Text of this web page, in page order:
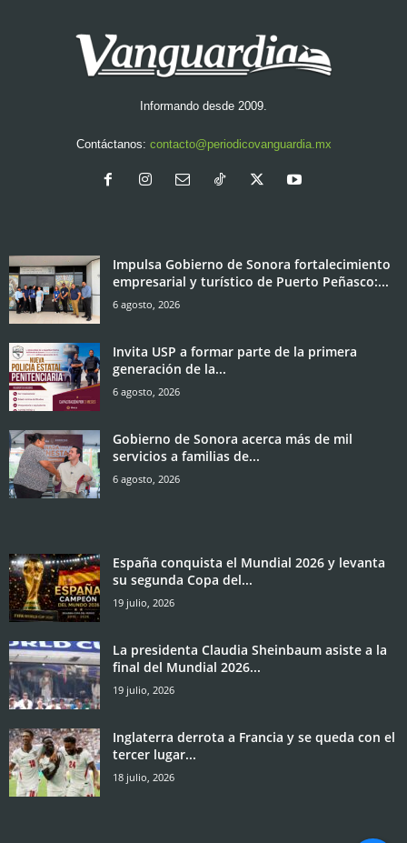
Informando desde 2009.
Contáctanos: contacto@periodicovanguardia.mx
Impulsa Gobierno de Sonora fortalecimiento
empresarial y turístico de Puerto Peñasco:...
6 agosto, 2026
Invita USP a formar parte de la primera
generación de la...
6 agosto, 2026
Gobierno de Sonora acerca más de mil
servicios a familias de...
6 agosto, 2026
España conquista el Mundial 2026 y levanta
su segunda Copa del...
19 julio, 2026
La presidenta Claudia Sheinbaum asiste a la
final del Mundial 2026...
19 julio, 2026
Inglaterra derrota a Francia y se queda con el
tercer lugar...
18 julio, 2026